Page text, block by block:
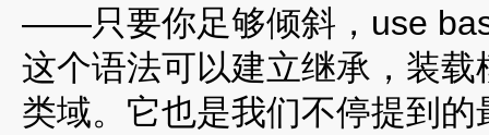
——只要你足够倾斜，use
这个语法可以建立继承，装
类域。它也是我们不停提到